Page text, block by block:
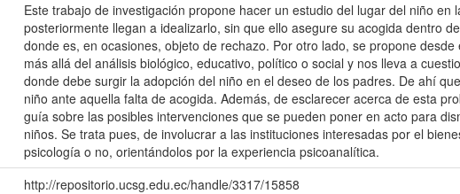
Este trabajo de investigación propone hacer un estudio del lugar del niño
posteriormente llegan a idealizarlo, sin que ello asegure su acogida dentro
donde es, en ocasiones, objeto de rechazo. Por otro lado, se propone
más allá del análisis biológico, educativo, político o social y nos lleva a
donde debe surgir la adopción del niño en el deseo de los padres. De ahí
niño ante aquella falta de acogida. Además, de esclarecer acerca de esta
guía sobre las posibles intervenciones que se pueden poner en acto para
niños. Se trata pues, de involucrar a las instituciones interesadas por el
psicología o no, orientándolos por la experiencia psicoanalítica.
http://repositorio.ucsg.edu.ec/handle/3317/15858